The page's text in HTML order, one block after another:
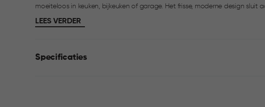
moeiteloos in keuken, bijkeuken of garage. Het frisse, moderne design sluit aan bij elke ruimte. Dankzij het
slimme split-lid heb je aan de voorkant eenvoudig toegang, ook wanneer
grote handvat aan de achterzijde en de comfortabele greep aan de
LEES VERDER
Specificaties